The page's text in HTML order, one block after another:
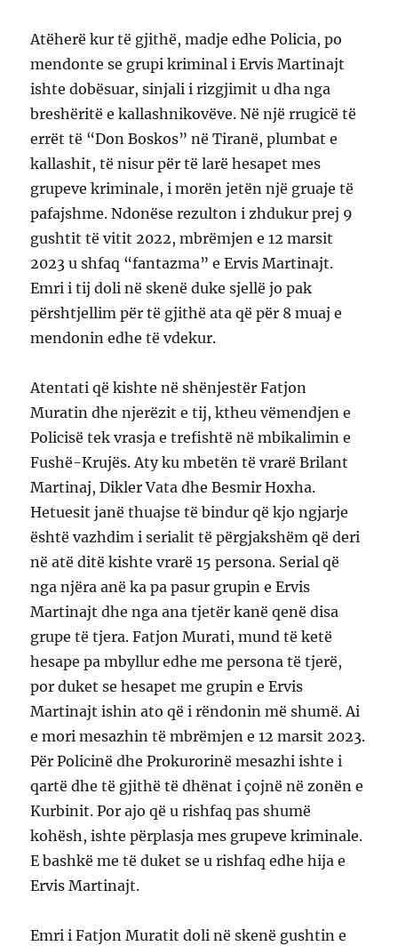
Atëherë kur të gjithë, madje edhe Policia, po
mendonte se grupi kriminal i Ervis Martinajt
ishte dobësuar, sinjali i rizgjimit u dha nga
breshëritë e kallashnikovëve. Në një rrugicë të
errët të “Don Boskos” në Tiranë, plumbat e
kallashit, të nisur për të larë hesapet mes
grupeve kriminale, i morën jetën një gruaje të
pafajshme. Ndonëse rezulton i zhdukur prej 9
gushtit të vitit 2022, mbrëmjen e 12 marsit
2023 u shfaq “fantazma” e Ervis Martinajt.
Emri i tij doli në skenë duke sjellë jo pak
përshtjellim për të gjithë ata që për 8 muaj e
mendonin edhe të vdekur.
Atentati që kishte në shënjestër Fatjon
Muratin dhe njerëzit e tij, ktheu vëmendjen e
Policisë tek vrasja e trefishtë në mbikalimin e
Fushë-Krujës. Aty ku mbetën të vrarë Brilant
Martinaj, Dikler Vata dhe Besmir Hoxha.
Hetuesit janë thuajse të bindur që kjo ngjarje
është vazhdim i serialit të përgjakshëm që deri
në atë ditë kishte vrarë 15 persona. Serial që
nga njëra anë ka pa pasur grupin e Ervis
Martinajt dhe nga ana tjetër kanë qenë disa
grupe të tjera. Fatjon Murati, mund të ketë
hesape pa mbyllur edhe me persona të tjerë,
por duket se hesapet me grupin e Ervis
Martinajt ishin ato që i rëndonin më shumë. Ai
e mori mesazhin të mbrëmjen e 12 marsit 2023.
Për Policinë dhe Prokurorinë mesazhi ishte i
qartë dhe të gjithë të dhënat i çojnë në zonën e
Kurbinit. Por ajo që u rishfaq pas shumë
kohësh, ishte përplasja mes grupeve kriminale.
E bashkë me të duket se u rishfaq edhe hija e
Ervis Martinajt.
Emri i Fatjon Muratit doli në skenë gushtin e